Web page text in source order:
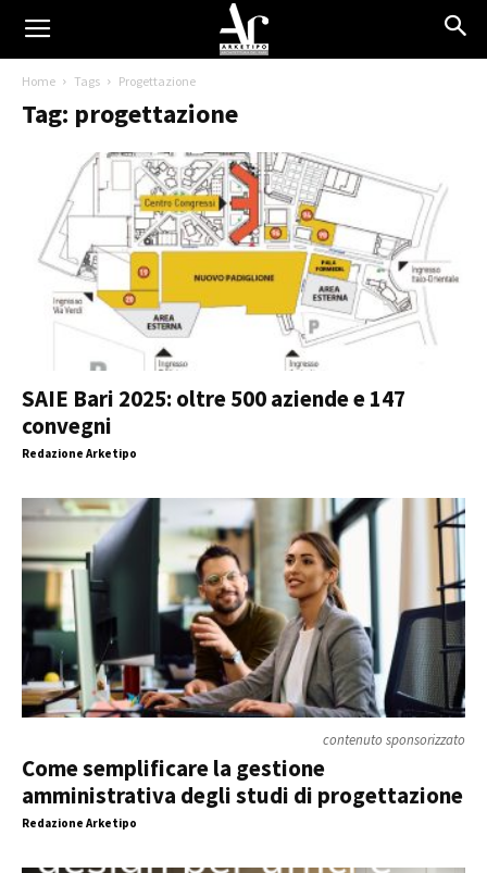
Home Tags Progettazione
Tag: progettazione
SAIE Bari 2025: oltre 500 aziende e 147
convegni
Redazione Arketipo
contenuto sponsorizzato
Come semplificare la gestione
amministrativa degli studi di progettazione
Redazione Arketipo